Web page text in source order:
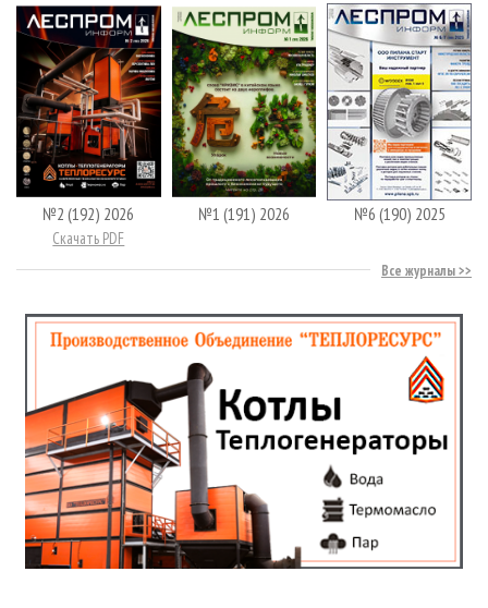
№2 (192) 2026
Скачать PDF
№1 (191) 2026 №6 (190) 2025
Все журналы